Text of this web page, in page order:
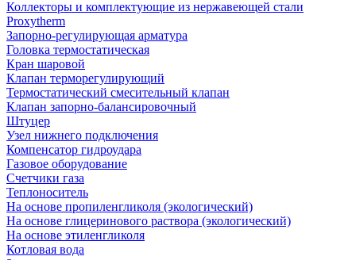
Коллекторы и комплектующие из нержавеющей стали
Proxytherm
Запорно-регулирующая арматура
Головка термостатическая
Кран шаровой
Клапан терморегулирующий
Термостатический смесительный клапан
Клапан запорно-балансировочный
Штуцер
Узел нижнего подключения
Компенсатор гидроудара
Газовое оборудование
Счетчики газа
Теплоноситель
На основе пропиленгликоля (экологический)
На основе глицеринового раствора (экологический)
На основе этиленгликоля
Котловая вода